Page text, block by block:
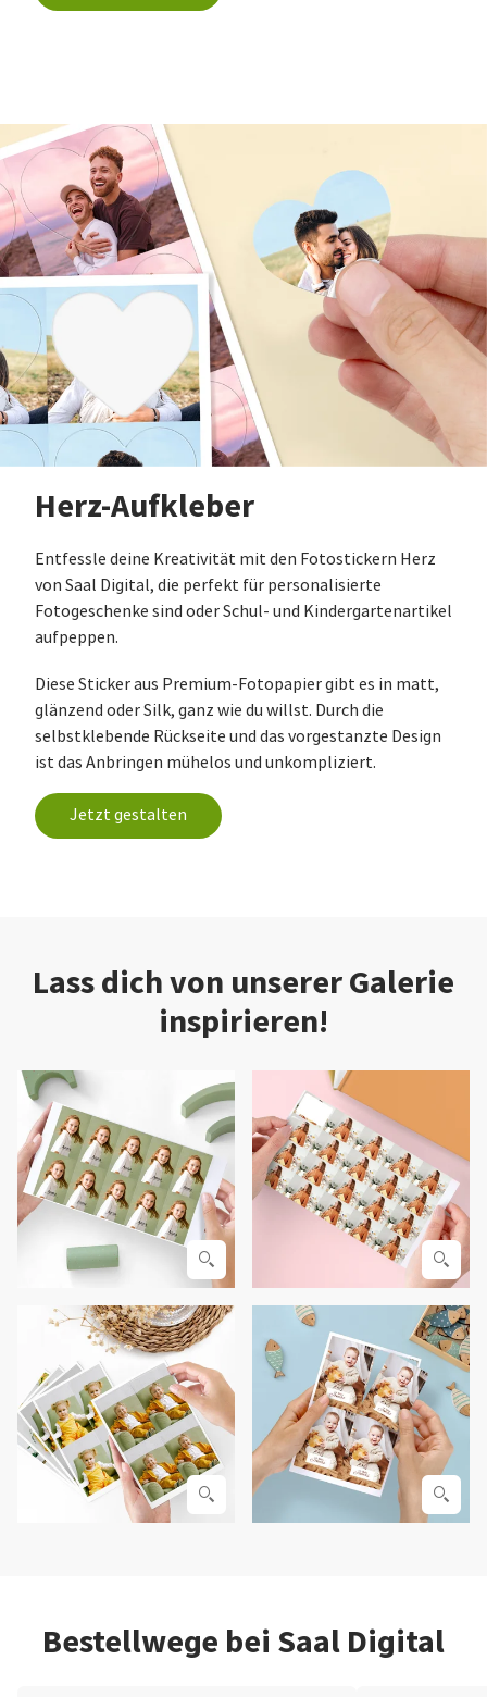
Herz-Aufkleber
Entfessle deine Kreativität mit den Fotostickern Herz
von Saal Digital, die perfekt für personalisierte
Fotogeschenke sind oder Schul- und Kindergartenartikel
aufpeppen.
Diese Sticker aus Premium-Fotopapier gibt es in matt,
glänzend oder Silk, ganz wie du willst. Durch die
selbstklebende Rückseite und das vorgestanzte Design
ist das Anbringen mühelos und unkompliziert.
Jetzt gestalten
Lass dich von unserer Galerie
inspirieren!
Bestellwege bei Saal Digital